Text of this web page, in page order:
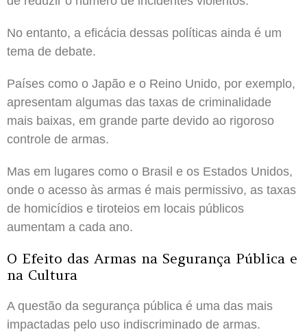
No entanto, a eficácia dessas políticas ainda é um
tema de debate.
Países como o Japão e o Reino Unido, por exemplo,
apresentam algumas das taxas de criminalidade
mais baixas, em grande parte devido ao rigoroso
controle de armas.
Mas em lugares como o Brasil e os Estados Unidos,
onde o acesso às armas é mais permissivo, as taxas
de homicídios e tiroteios em locais públicos
aumentam a cada ano.
O Efeito das Armas na Segurança Pública e
na Cultura
A questão da segurança pública é uma das mais
impactadas pelo uso indiscriminado de armas.